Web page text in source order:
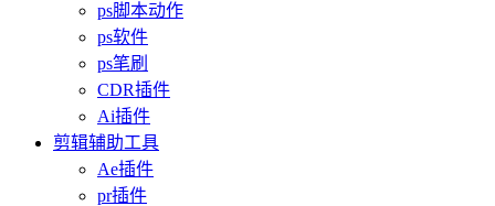
ps脚本动作
ps软件
ps笔刷
CDR插件
Ai插件
剪辑辅助工具
Ae插件
pr插件